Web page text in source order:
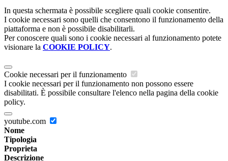
In questa schermata è possibile scegliere quali cookie consentire.
I cookie necessari sono quelli che consentono il funzionamento della
piattaforma e non è possibile disabilitarli.
Per conoscere quali sono i cookie necessari al funzionamento potete
visionare la COOKIE POLICY.
Cookie necessari per il funzionamento
I cookie necessari per il funzionamento non possono essere
disabilitati. È possibile consultare l'elenco nella pagina della cookie
policy.
youtube.com
Nome
Tipologia
Proprieta
Descrizione